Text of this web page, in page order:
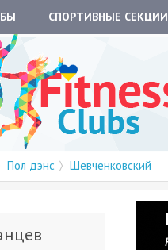
СПОРТИВНЫЕ СЕКЦИИ
Пол дэнс Шевченковский